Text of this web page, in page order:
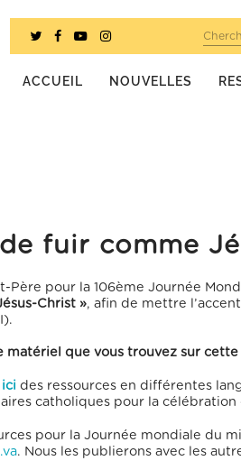
ACCUEIL NOUVELLES
fuir comme
Père pour la 106ème Journée
Christ », afin de mettre
matériel que vous trouvez sur
ici des ressources en différentes
catholiques pour la célébration
pour la Journée mondiale du
. Nous les publierons avec les